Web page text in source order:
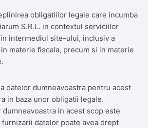
obligatiilor legale care incumba
S.R.L. in contextul serviciilor
intermediul site-ului, inclusiv a
materie fiscala, precum si in materie
datelor dumneavoastra pentru acest
in baza unor obligatii legale.
dumneavoastra in acest scop este
furnizarii datelor poate avea drept